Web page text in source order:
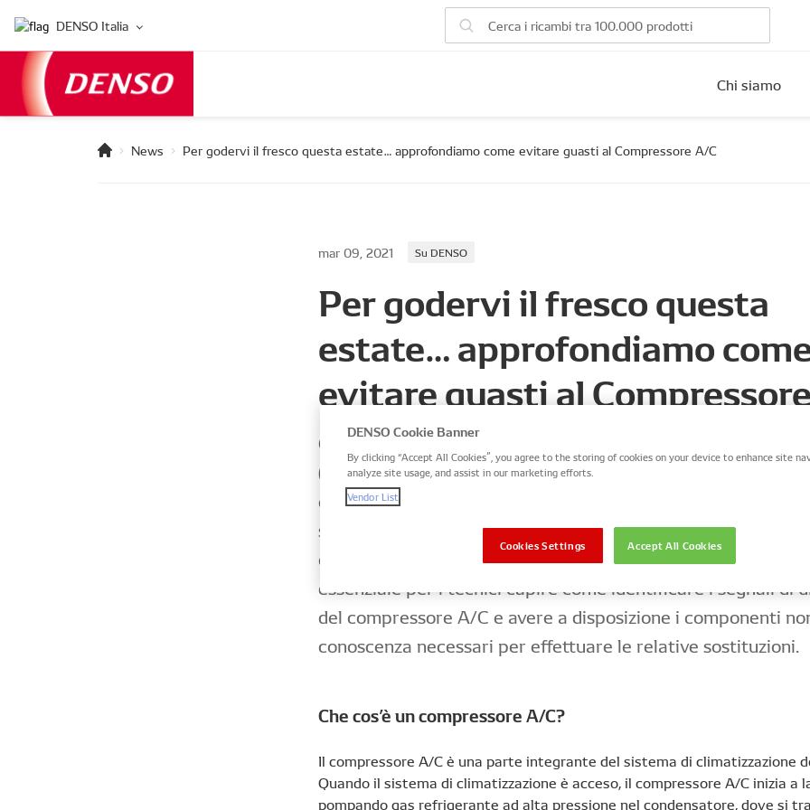
DENSO Italia
Chi siamo
News Per godervi il fresco questa estate… approfondiamo come evitare guasti al Compressore A/C
mar 09, 2021 Su DENSO
Per godervi il fresco questa
estate… approfondiamo
evitare guasti al
Quando le temperature iniziano ad alzarsi, i sistemi di
(A/C) vengono riaccesi dopo lunghi periodi di inattività.
qualsiasi componente dell’auto, il sistema di climatizzazione
soggetto a guasti con conseguente impatto sull’abitacolo che
caldo e poco confortevole. In questo periodo dell’anno è quindi
essenziale per i tecnici capire come identificare i segnali di
del compressore A/C e avere a disposizione i componenti
conoscenza necessari per effettuare le relative sostituzioni.
Che cos’è un compressore A/C?
Il compressore A/C è una parte integrante del sistema di climatizzazione
Quando il sistema di climatizzazione è acceso, il compressore A/C inizia a
pompando gas refrigerante ad alta pressione nel condensatore, dove si
DENSO Cookie Banner
By clicking “Accept All Cookies”, you agree to the storing of cookies on your device to enhance site
analyze site usage, and assist in our marketing efforts.
Vendor List
Accept All Cookies
Cookies Settings